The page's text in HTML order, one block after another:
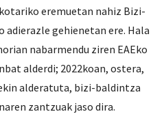
eremuetan nahiz Bizi-
gehienetan ere. Hala
nabarmendu ziren EAEko
alderdi; 2022koan, ostera,
alderatuta, bizi-baldintza
zantzuak jaso dira.